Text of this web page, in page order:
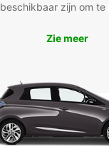
beschikbaar zijn om te
Zie meer